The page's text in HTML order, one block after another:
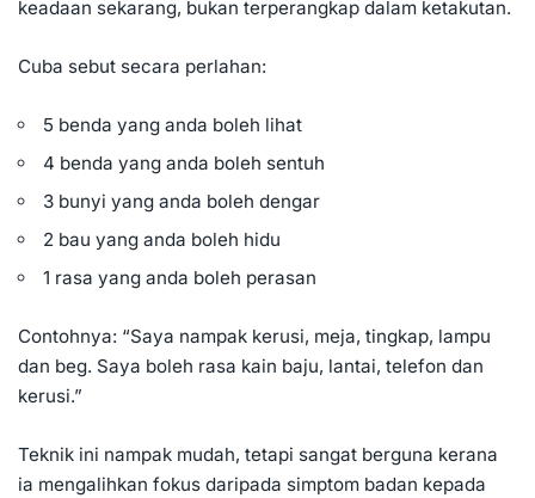
keadaan sekarang, bukan terperangkap dalam ketakutan.
Cuba sebut secara perlahan:
5 benda yang anda boleh lihat
4 benda yang anda boleh sentuh
3 bunyi yang anda boleh dengar
2 bau yang anda boleh hidu
1 rasa yang anda boleh perasan
Contohnya: “Saya nampak kerusi, meja, tingkap, lampu
dan beg. Saya boleh rasa kain baju, lantai, telefon dan
kerusi.”
Teknik ini nampak mudah, tetapi sangat berguna kerana
ia mengalihkan fokus daripada simptom badan kepada